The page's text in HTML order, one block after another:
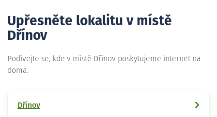
Upřesněte lokalitu v místě
Dřínov
Podívejte se, kde v místě Dřínov poskytujeme internet na
doma.
Dřínov